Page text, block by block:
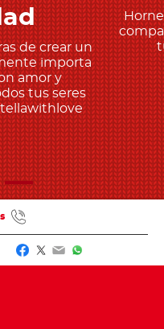
de crear un
importa
amor y
tus seres
Facebook
Twitter
EmailWhatsApp